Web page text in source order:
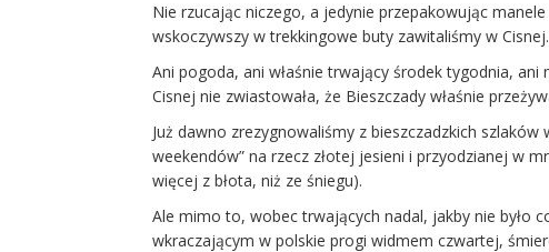
Nie rzucając niczego, a jedynie przepakowując
wskoczywszy w trekkingowe buty zawitaliśmy w Cisnej.
Ani pogoda, ani właśnie trwający środek tygodnia,
Cisnej nie zwiastowała, że Bieszczady właśnie
Już dawno zrezygnowaliśmy z bieszczadzkich
weekendów” na rzecz złotej jesieni i przyodzianej w
więcej z błota, niż ze śniegu).
Ale mimo to, wobec trwających nadal, jakby nie było
wkraczającym w polskie progi widmem czwartej,